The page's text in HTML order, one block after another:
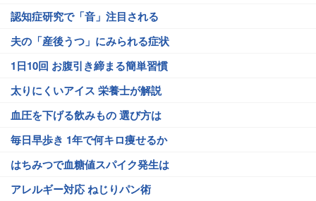
認知症研究で「音」注目される
夫の「産後うつ」にみられる症状
1日10回 お腹引き締まる簡単習慣
太りにくいアイス 栄養士が解説
血圧を下げる飲みもの 選び方は
毎日早歩き 1年で何キロ痩せるか
はちみつで血糖値スパイク発生は
アレルギー対応 ねじりパン術